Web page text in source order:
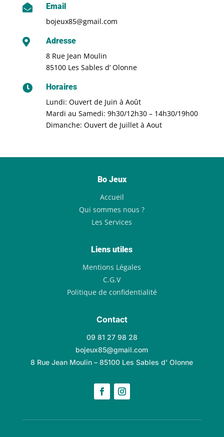

Email
bojeux85@gmail.com

Adresse
8 Rue Jean Moulin
85100 Les Sables d’ Olonne

Horaires
Lundi: Ouvert de Juin à Août
Mardi au Samedi: 9h30/12h30 – 14h30/19h00
Dimanche: Ouvert de Juillet à Aout
Bo Jeux
Accueil
Qui sommes nous ?
Les Services
Liens utiles
Mentions Légales
C.G.V
Politique de confidentialité
Contact
09 81 27 98 28
bojeux85@gmail.com
8 Rue Jean Moulin – 85100 Les Sables d’ Olonne